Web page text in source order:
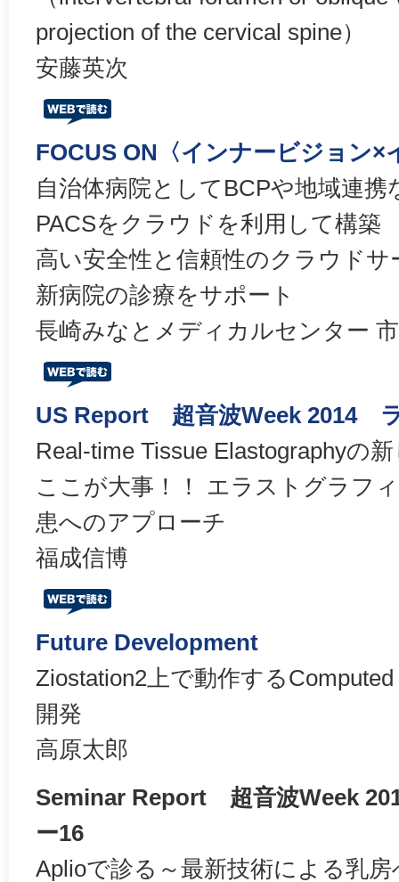
projection of the cervical spine）
安藤英次
FOCUS ON〈インナービジョン×
自治体病院としてBCPや地域連携
PACSをクラウドを利用して構築
高い安全性と信頼性のクラウド
新病院の診療をサポート
長崎みなとメディカルセンター
US Report 超音波Week 2014
Real-time Tissue Elastographyの
ここが大事！！ エラストグラフ
患へのアプローチ
福成信博
Future Development
Ziostation2上で動作する
開発
高原太郎
Seminar Report 超音波Week
ー16
Aplioで診る～最新技術による乳